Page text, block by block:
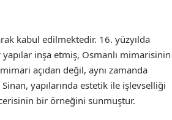
kabul edilmektedir. 16. yüzyılda
inşa etmiş, Osmanlı mimarisinin
açıdan değil, aynı zamanda
yapılarında estetik ile işlevselliği
bir örneğini sunmuştur.